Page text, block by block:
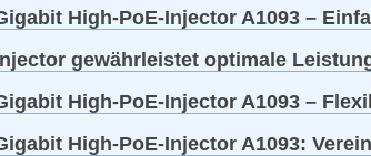
High-PoE-Injector A1093 –
gewährleistet optimale
High-PoE-Injector A1093 –
High-PoE-Injector A1093: